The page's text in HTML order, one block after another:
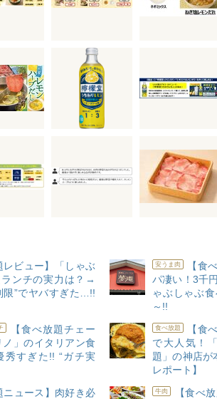
レビュー】「​​しゃぶ
ンチの実力は？→
限”でヤバすぎた…!!
安うま肉
【食
パ凄い！3千
ゃぶしゃぶ
～!!
【食べ放題チェー
」のイタリアン食
秀すぎた!! “ガチ実
食べ放題
【食
で大人気！
題」の神店が
レポート】
ニュース】肉好き必
牛肉
【食べ